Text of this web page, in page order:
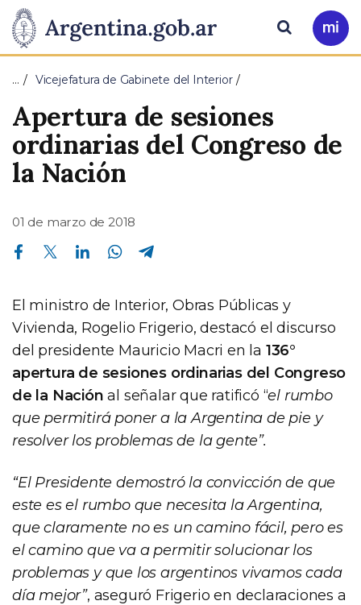
Presidencia
de
Nación
Pasar al contenido principal
Ir
a
Buscar
… Vicejefatura de Gabinete del Interior
Apertura de sesiones
ordinarias del Congreso de
la Nación
01 de marzo de 2018
Compartir en Facebook Compartir en Twitter Compartir en Linkedin Compartir en Whatsapp
El ministro de Interior, Obras Públicas y
Vivienda, Rogelio Frigerio, destacó el discurso
del presidente Mauricio Macri en la 136°
apertura de sesiones ordinarias del Congreso
de la Nación al señalar que ratificó “el rumbo
que permitirá poner a la Argentina de pie y
resolver los problemas de la gente”.
“El Presidente demostró la convicción de que
este es el rumbo que necesita la Argentina,
que claramente no es un camino fácil, pero es
el camino que va a permitir solucionar los
problemas y que los argentinos vivamos cada
día mejor”, aseguró Frigerio en declaraciones a